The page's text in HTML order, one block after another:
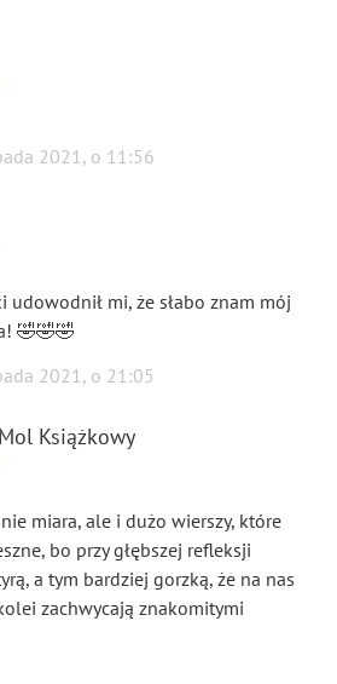
2021 , o 11:56
mi, że słabo znam mój
🤣🤣🤣
2021 , o 21:05
Książkowy
miara, ale i dużo wierszy, które
bo przy głębszej refleksji
a tym bardziej gorzką, że na nas
zachwycają znakomitymi
mistrzowską zabawą
wrażeniem i rekomenduję tę